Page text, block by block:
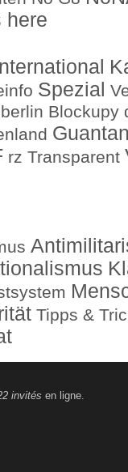
here
Spezial
berlin Blockupy
rz Transparent
Tipps &
invités en ligne.